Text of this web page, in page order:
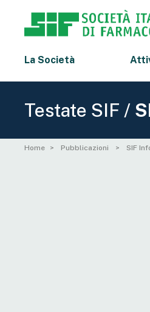
La Società
Testate SIF /
Home Pubblicazioni SIF